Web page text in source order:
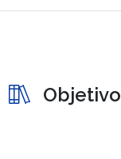
Objetivo